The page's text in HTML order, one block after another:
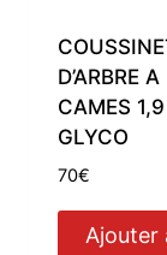
D’ARBRE A
CAMES
GLYCO
70€
Ajouter